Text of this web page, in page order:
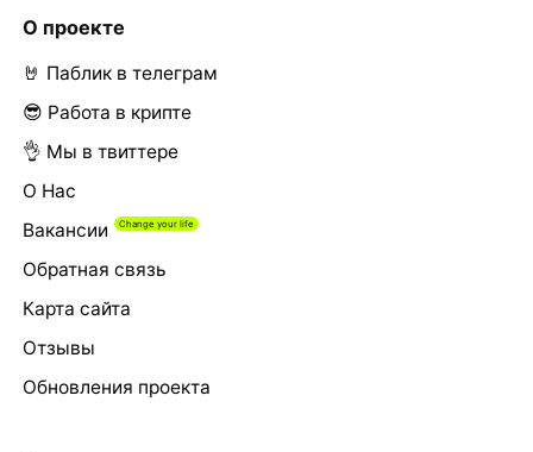
О проекте
🤘 Паблик в телеграм
😎 Работа в крипте
👌 Мы в твиттере
О Нас
Вакансии
Обратная связь
Карта сайта
Отзывы
Обновления проекта